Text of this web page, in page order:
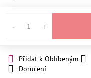
Přidat k Oblíbeným
Doručení